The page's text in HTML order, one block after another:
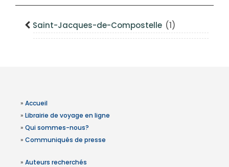
Saint-Jacques-de-Compostelle (1)
» Accueil
» Librairie de voyage en ligne
» Qui sommes-nous?
» Communiqués de presse
» Auteurs recherchés